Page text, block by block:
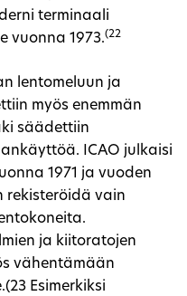
terminaali
vuonna 1973.(22
lentomeluun ja
myös enemmän
säädettiin
ICAO julkaisi
1971 ja vuoden
rekisteröidä vain
ja kiitoratojen
vähentämään
Esimerkiksi